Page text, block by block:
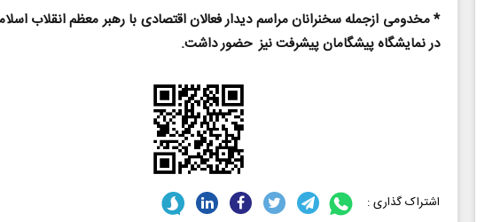
* مخدومی ازجمله سخنرانان مراسم دیدار فعالان اقتصادی با رهبر معظم انقلاب
در نمایشگاه پیشگامان پیشرفت نیز حضور داشت.
اشتراک گذاری :